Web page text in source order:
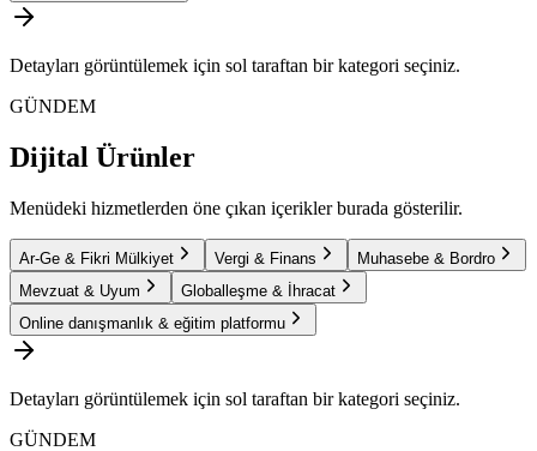
Detayları görüntülemek için sol taraftan bir kategori seçiniz.
GÜNDEM
Dijital Ürünler
Menüdeki hizmetlerden öne çıkan içerikler burada gösterilir.
Ar-Ge & Fikri Mülkiyet Vergi & Finans
Muhasebe & Bordro
Mevzuat & Uyum
Globalleşme & İhracat
Online danışmanlık & eğitim platformu
Detayları görüntülemek için sol taraftan bir kategori seçiniz.
GÜNDEM